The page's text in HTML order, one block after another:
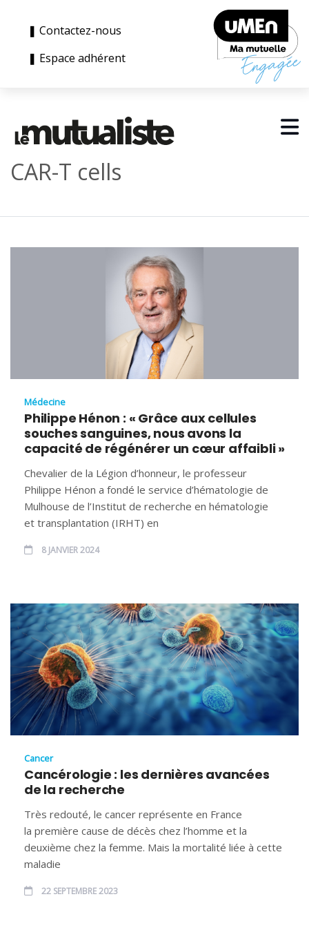
❚ Contactez-nous
❚ Espace adhérent
CAR-T cells
Médecine
Philippe Hénon : « Grâce aux cellules
souches sanguines, nous avons la
capacité de régénérer un cœur affaibli »
Chevalier de la Légion d’honneur, le professeur
Philippe Hénon a fondé le service d’hématologie de
Mulhouse de l’Institut de recherche en hématologie
et transplantation (IRHT) en
8 JANVIER 2024
Cancer
Cancérologie : les dernières avancées
de la recherche
Très redouté, le cancer représente en France
la première cause de décès chez l’homme et la
deuxième chez la femme. Mais la mortalité liée à cette
maladie
22 SEPTEMBRE 2023